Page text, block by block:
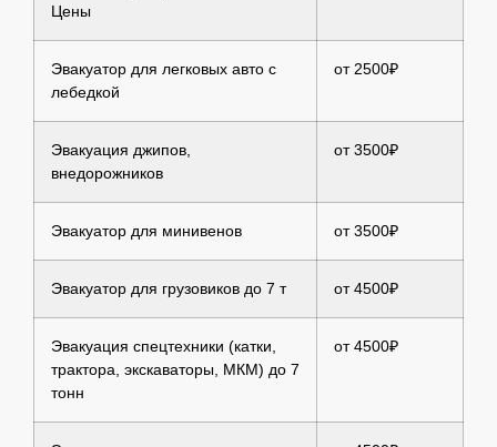
Цены
Эвакуатор для легковых авто с
лебедкой
от 2500₽
Эвакуация джипов,
внедорожников
от 3500₽
Эвакуатор для минивенов от 3500₽
Эвакуатор для грузовиков до 7 т от 4500₽
Эвакуация спецтехники (катки,
трактора, экскаваторы, МКМ) до 7
тонн
от 4500₽